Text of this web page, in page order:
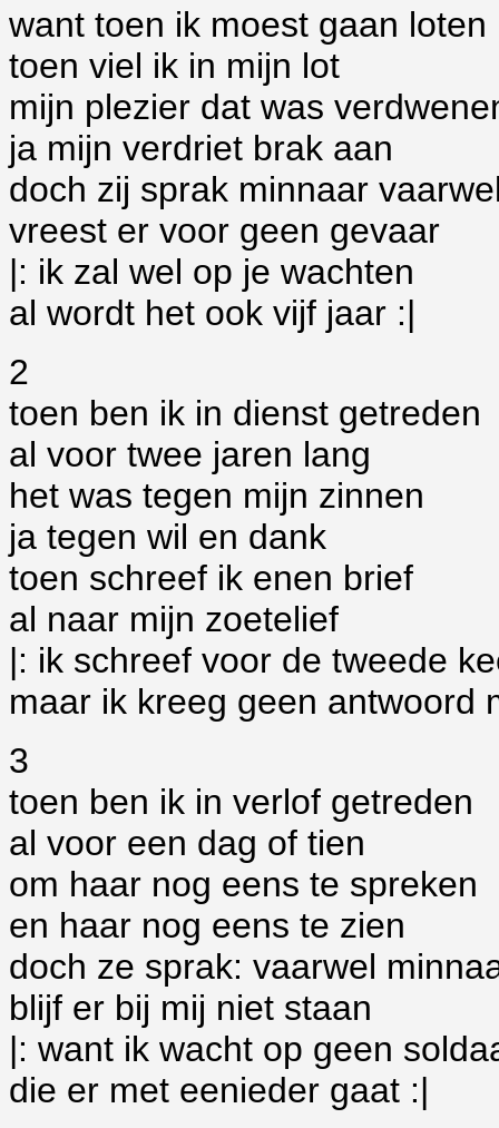
want toen ik moest gaan loten
toen viel ik in mijn lot
mijn plezier dat was
ja mijn verdriet brak aan
doch zij sprak minnaar
vreest er voor geen gevaar
|: ik zal wel op je wachten
al wordt het ook vijf jaar :|
2
toen ben ik in dienst getreden
al voor twee jaren lang
het was tegen mijn zinnen
ja tegen wil en dank
toen schreef ik enen brief
al naar mijn zoetelief
|: ik schreef voor de tweede
maar ik kreeg geen antwoord
3
toen ben ik in verlof getreden
al voor een dag of tien
om haar nog eens te spreken
en haar nog eens te zien
doch ze sprak: vaarwel
blijf er bij mij niet staan
|: want ik wacht op geen
die er met eenieder gaat :|